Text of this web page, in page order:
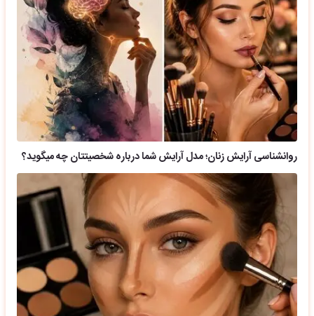
روانشناسی آرایش زنان؛ مدل آرایش شما درباره شخصیتتان چه میگوید؟